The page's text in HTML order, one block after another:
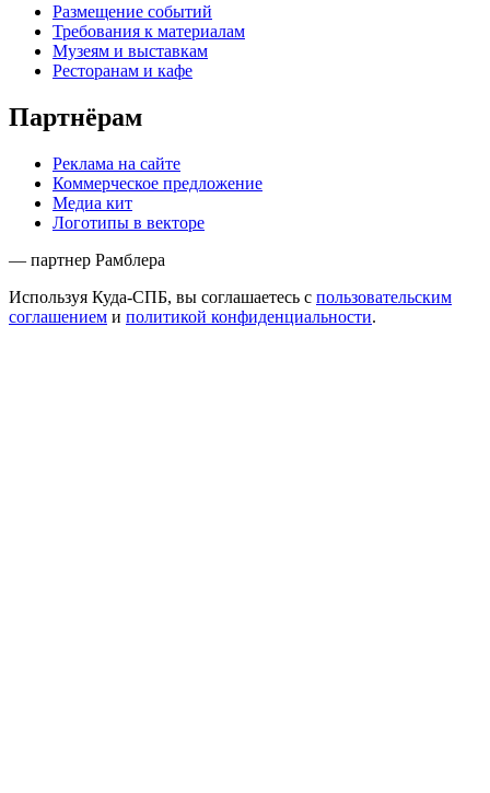
Размещение событий
Требования к материалам
Музеям и выставкам
Ресторанам и кафе
Партнёрам
Реклама на сайте
Коммерческое предложение
Медиа кит
Логотипы в векторе
— партнер Рамблера
Используя Куда-СПБ, вы соглашаетесь с пользовательским
соглашением и политикой конфиденциальности.